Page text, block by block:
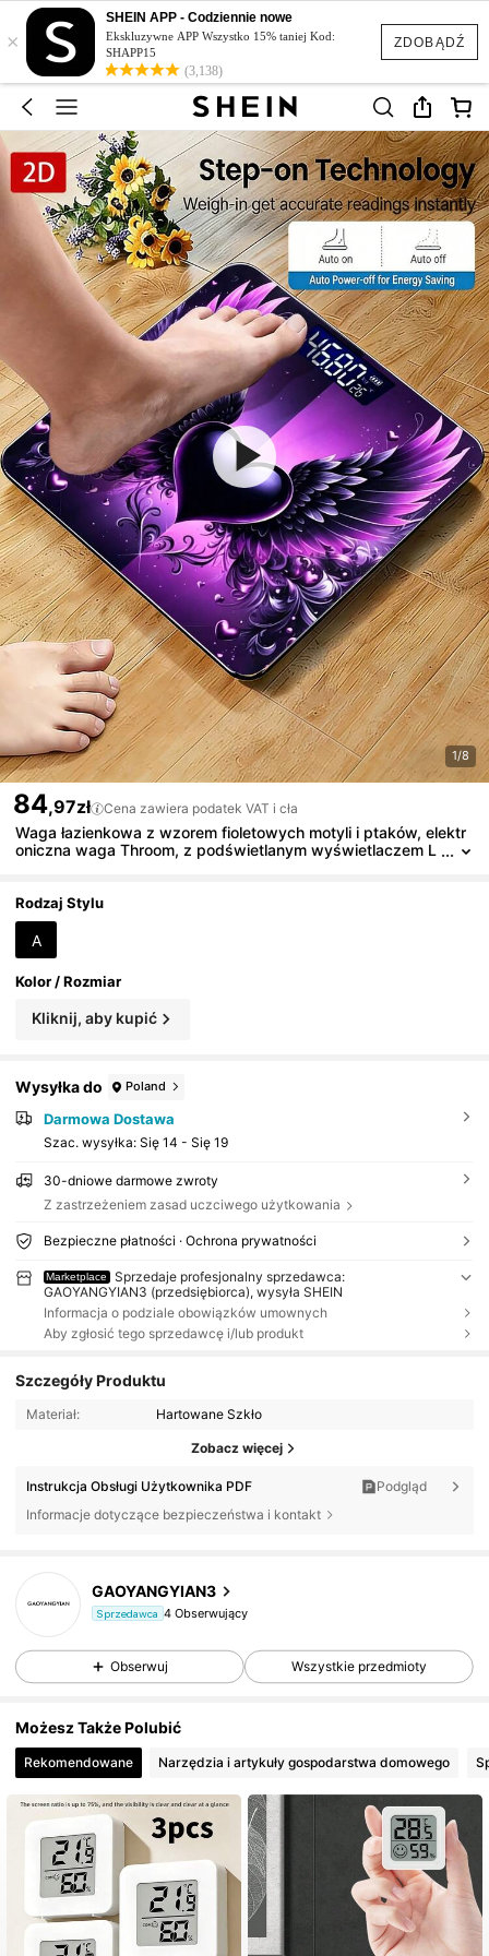
ZDOBĄDŹ
×
SHEIN APP - Codziennie nowe
Ekskluzywne APP Wszystko 15% taniej Kod:
SHAPP15
(3,138)
1/8
84,97zł Cena zawiera podatek VAT i cła
Waga łazienkowa z wzorem fioletowych motyli i ptaków, elektr
oniczna waga Throom, z podświetlanym wyświetlaczem L
Rodzaj Stylu
A
Kolor / Rozmiar
Kliknij, aby kupić
Wysyłka do Poland
Darmowa Dostawa
Szac. wysyłka: Się 14 - Się 19
30-dniowe darmowe zwroty
Z zastrzeżeniem zasad uczciwego użytkowania
Bezpieczne płatności · Ochrona prywatności
Marketplace
Sprzedaje profesjonalny sprzedawca:
GAOYANGYIAN3 (przedsiębiorca), wysyła SHEIN
Informacja o podziale obowiązków umownych
Aby zgłosić tego sprzedawcę i/lub produkt
Szczegóły Produktu
Materiał: Hartowane Szkło
Zobacz więcej
Instrukcja Obsługi Użytkownika PDF
Podgląd
Informacje dotyczące bezpieczeństwa i kontakt
GAOYANGYIAN3
Sprzedawca 4 Obserwujący
Obserwuj Wszystkie przedmioty
Możesz Także Polubić
Rekomendowane Narzędzia i artykuły gospodarstwa domowego